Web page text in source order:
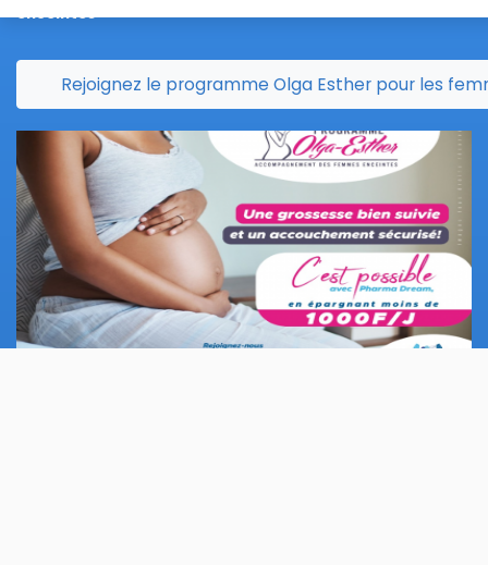
enceintes
Rejoignez le programme Olga Esther pour les